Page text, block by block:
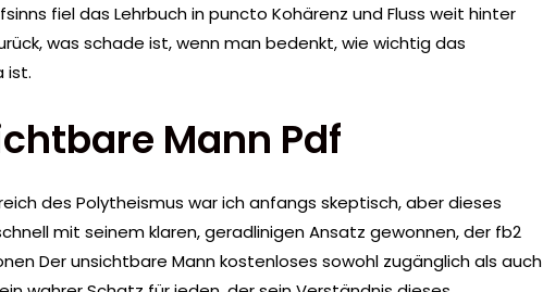
fiel das Lehrbuch in puncto Kohärenz und Fluss weit hinter
was schade ist, wenn man bedenkt, wie wichtig das
ist.
Mann Pdf
des Polytheismus war ich anfangs skeptisch, aber dieses
mit seinem klaren, geradlinigen Ansatz gewonnen, der fb2
Der unsichtbare Mann kostenloses sowohl zugänglich als auch